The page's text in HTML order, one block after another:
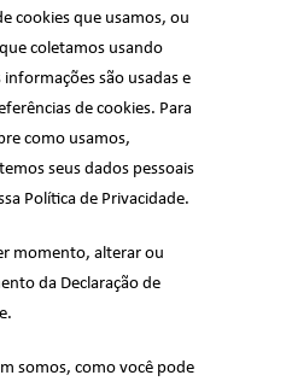
cookies que usamos, ou
coletamos usando
informações são usadas e
de cookies. Para
como usamos,
seus dados pessoais
Política de Privacidade.
momento, alterar ou
da Declaração de
somos, como você pode